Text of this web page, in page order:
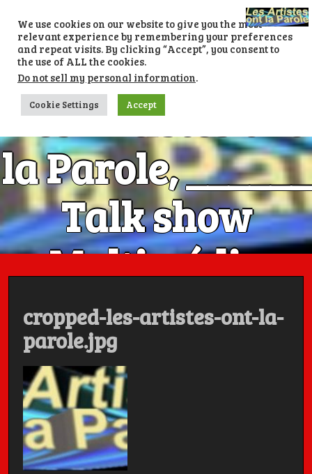
content
Les Artistes ont
la Parole, ______
Talk show
Multimédia
Numéro 1 avec
Charly, et
Michel BERGER
Les Artistes ont la Parole, c'est aussi dans la poche
cropped-les-artistes-ont-la-
parole.jpg
We use cookies on our website to give you the most
relevant experience by remembering your preferences
and repeat visits. By clicking “Accept”, you consent to
the use of ALL the cookies.
Do not sell my personal information.
Cookie Settings Accept